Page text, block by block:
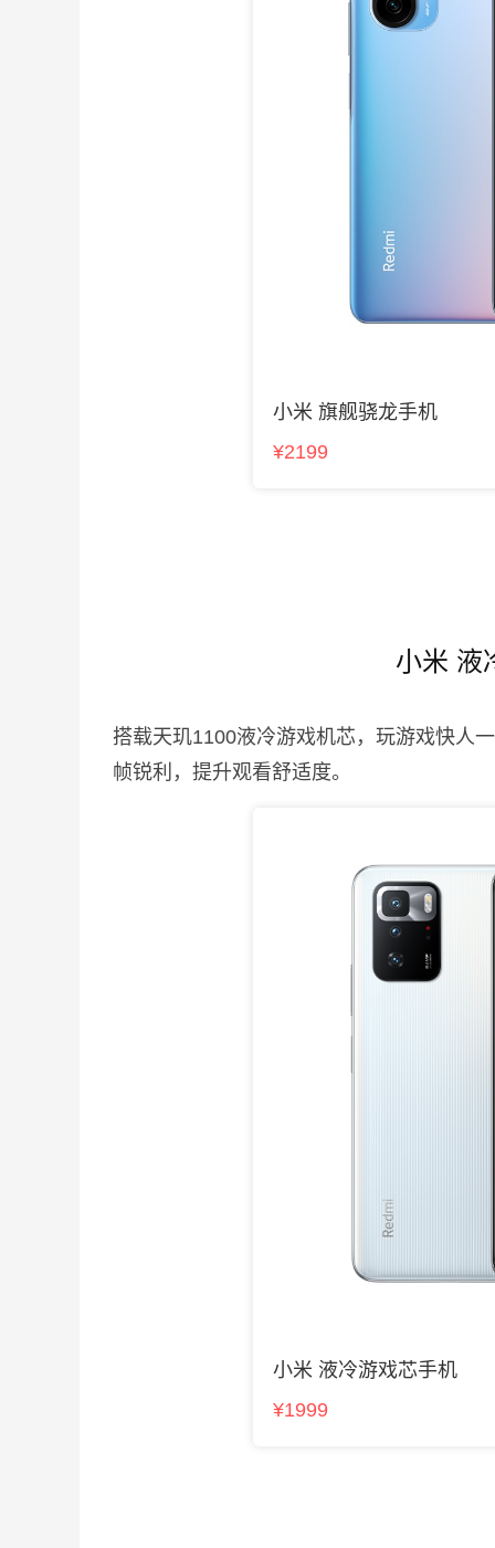
小米 旗舰骁龙手机
¥2199
小米 液
搭载天玑1100液冷游戏机芯，玩游戏快人
帧锐利，提升观看舒适度。
小米 液冷游戏芯手机
¥1999